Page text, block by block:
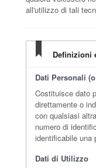
all'utilizzo di tali
Definizioni
Dati Personali
Costituisce dato
direttamente o
con qualsiasi
numero di
identificabile una
Dati di Utilizzo